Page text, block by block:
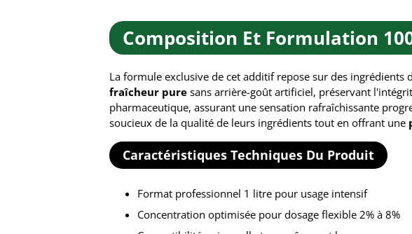
Composition Et Formulation
La formule exclusive de cet additif repose sur des
fraîcheur pure sans arrière-goût artificiel, préservant
pharmaceutique, assurant une sensation rafraîchissante
soucieux de la qualité de leurs ingrédients tout en offrant une
Caractéristiques Techniques Du Produit
Format professionnel 1 litre pour usage intensif
Concentration optimisée pour dosage flexible 2% à 8%